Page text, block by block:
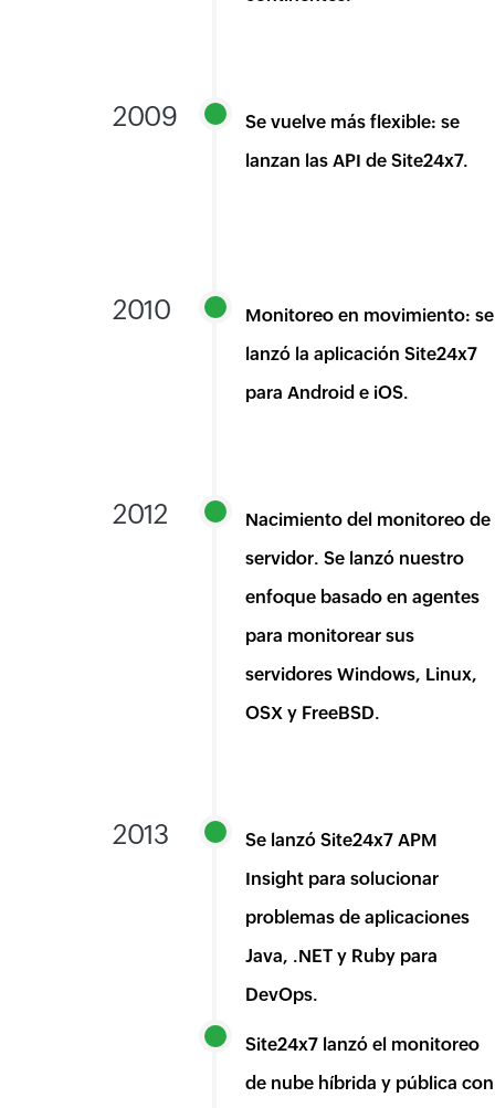
2009
Se vuelve más flexible: se
lanzan las API de Site24x7.
2010
Monitoreo en movimiento: se
lanzó la aplicación Site24x7
para Android e iOS.
2012
Nacimiento del monitoreo de
servidor. Se lanzó nuestro
enfoque basado en agentes
para monitorear sus
servidores Windows, Linux,
OSX y FreeBSD.
2013
Se lanzó Site24x7 APM
Insight para solucionar
problemas de aplicaciones
Java, .NET y Ruby para
DevOps.
Site24x7 lanzó el monitoreo
de nube híbrida y pública con